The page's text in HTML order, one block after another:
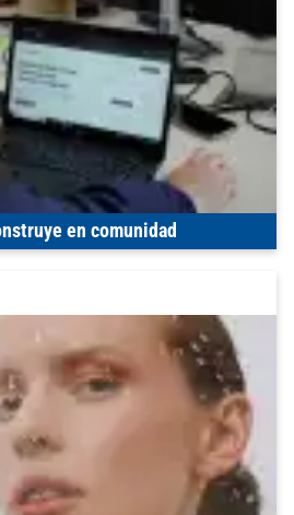
en comunidad